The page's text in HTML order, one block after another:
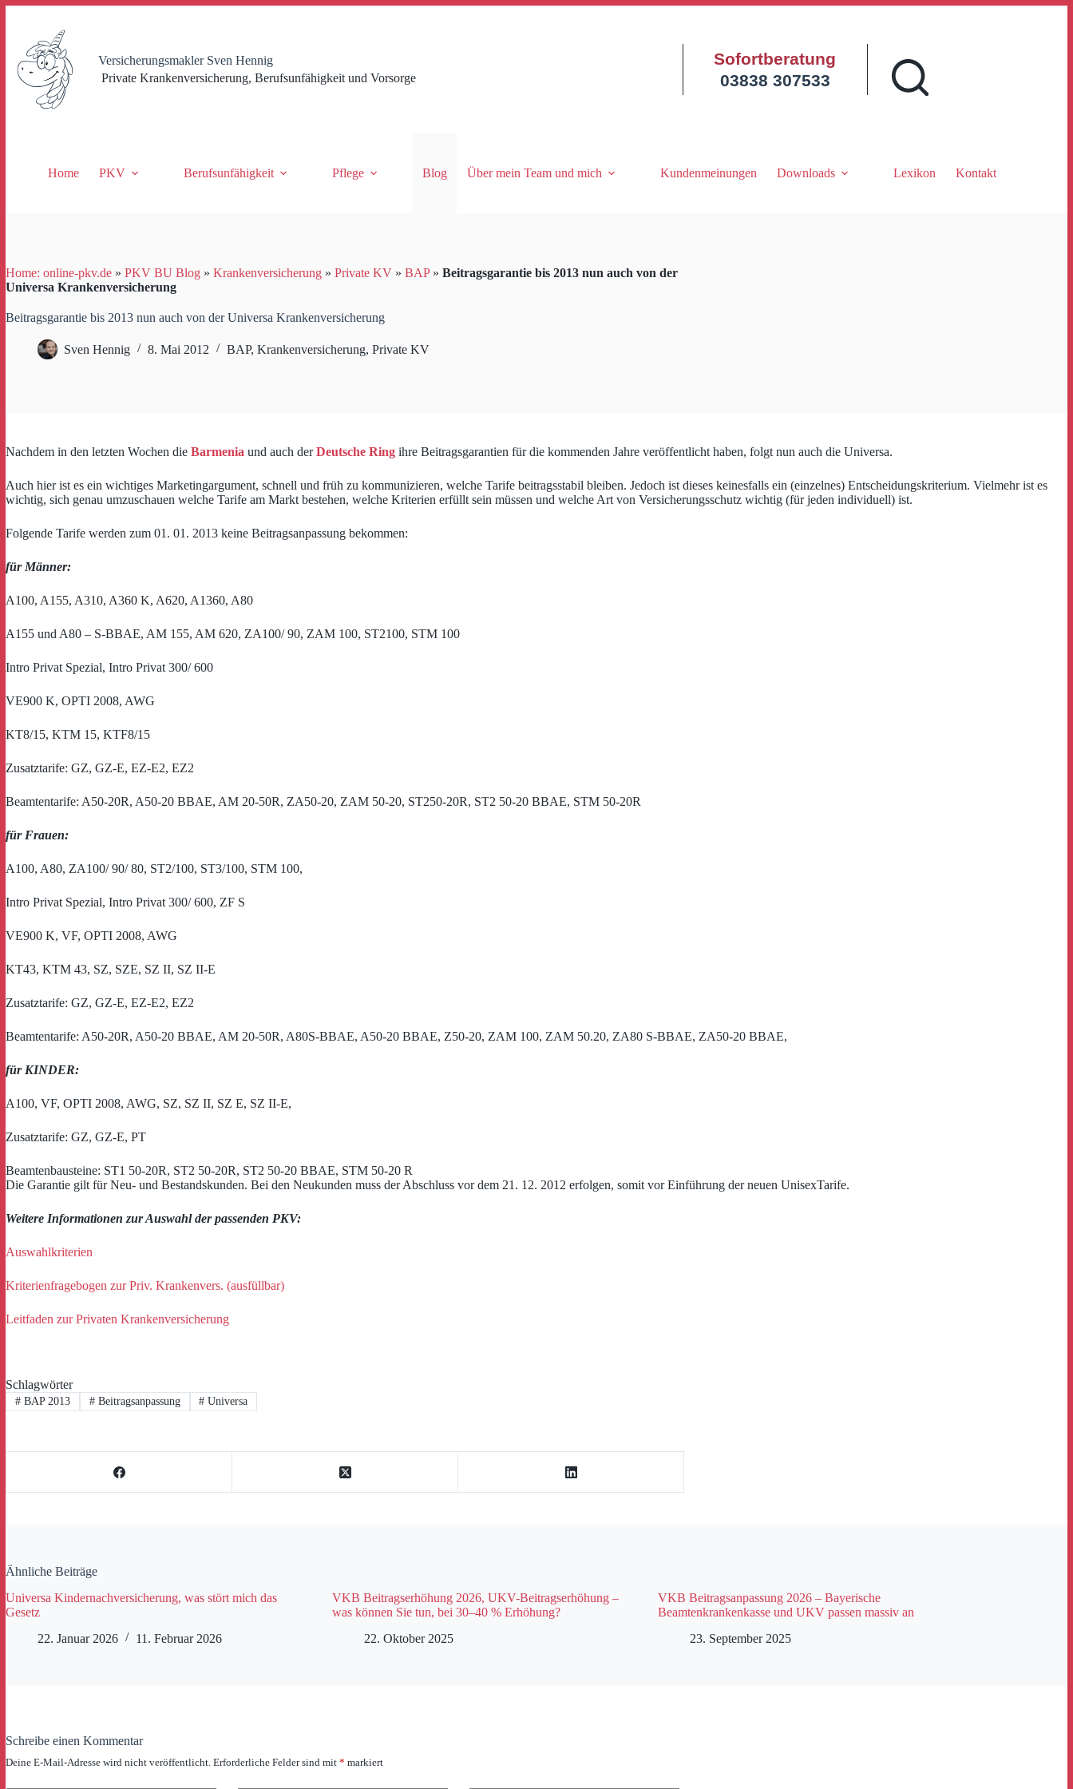
springen
Versicherungsmakler Sven Hennig
Private Krankenversicherung, Berufsunfähigkeit und Vorsorge
Sofortberatung
03838 307533
Home PKV Berufsunfähigkeit Pflege Blog Über mein Team und mich Kundenmeinungen Downloads Lexikon Kontakt
Home: online-pkv.de » PKV BU Blog » Krankenversicherung » Private KV » BAP» Beitragsgarantie bis 2013 nun auch von der
Universa Krankenversicherung
Beitragsgarantie bis 2013 nun auch von der Universa Krankenversicherung
Sven Hennig 8. Mai 2012 BAP, Krankenversicherung, Private KV
Nachdem in den letzten Wochen die Barmenia und auch derDeutsche Ring ihre Beitragsgarantien für die kommenden Jahre veröffentlicht haben, folgt nun auch die Universa.
Auch hier ist es ein wichtiges Marketingargument, schnell und früh zu kommunizieren, welche Tarife beitragsstabil bleiben. Jedoch ist dieses keinesfalls ein (einzelnes) Entscheidungskriterium. Vielmehr ist es
wichtig, sich genau umzuschauen welche Tarife am Markt bestehen, welche Kriterien erfüllt sein müssen und welche Art von Versicherungsschutz wichtig (für jeden individuell) ist.
Folgende Tarife werden zum 01. 01. 2013 keine Beitragsanpassung bekommen:
für Männer:
A100, A155, A310, A360 K, A620, A1360, A80
A155 und A80 – S-BBAE, AM 155, AM 620, ZA100/ 90, ZAM 100, ST2100, STM 100
Intro Privat Spezial, Intro Privat 300/ 600
VE900 K, OPTI 2008, AWG
KT8/15, KTM 15, KTF8/15
Zusatztarife: GZ, GZ-E, EZ-E2, EZ2
Beamtentarife: A50-20R, A50-20 BBAE, AM 20-50R, ZA50-20, ZAM 50-20, ST250-20R, ST2 50-20 BBAE, STM 50-20R
für Frauen:
A100, A80, ZA100/ 90/ 80, ST2/100, ST3/100, STM 100,
Intro Privat Spezial, Intro Privat 300/ 600, ZF S
VE900 K, VF, OPTI 2008, AWG
KT43, KTM 43, SZ, SZE, SZ II, SZ II-E
Zusatztarife: GZ, GZ-E, EZ-E2, EZ2
Beamtentarife: A50-20R, A50-20 BBAE, AM 20-50R, A80S-BBAE, A50-20 BBAE, Z50-20, ZAM 100, ZAM 50.20, ZA80 S-BBAE, ZA50-20 BBAE,
für KINDER:
A100, VF, OPTI 2008, AWG, SZ, SZ II, SZ E, SZ II-E,
Zusatztarife: GZ, GZ-E, PT
Beamtenbausteine: ST1 50-20R, ST2 50-20R, ST2 50-20 BBAE, STM 50-20 R
Die Garantie gilt für Neu- und Bestandskunden. Bei den Neukunden muss der Abschluss vor dem 21. 12. 2012 erfolgen, somit vor Einführung der neuen UnisexTarife.
Weitere Informationen zur Auswahl der passenden PKV:
Auswahlkriterien
Kriterienfragebogen zur Priv. Krankenvers. (ausfüllbar)
Leitfaden zur Privaten Krankenversicherung
Schlagwörter
#BAP 2013 #Beitragsanpassung # Universa
Ähnliche Beiträge
Universa Kindernachversicherung, was stört mich das
Gesetz
22. Januar 2026
11. Februar 2026
VKB Beitragserhöhung 2026, UKV-Beitragserhöhung –
was können Sie tun, bei 30–40 % Erhöhung?
22. Oktober 2025
VKB Beitragsanpassung 2026 – Bayerische
Beamtenkrankenkasse und UKV passen massiv an
23. September 2025
Schreibe einen Kommentar
Deine E-Mail-Adresse wird nicht veröffentlicht. Erforderliche Felder sind mit * markiert